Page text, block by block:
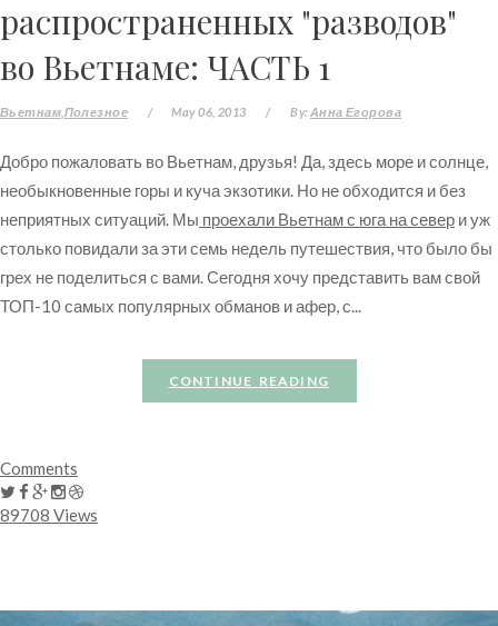
распространенных "разводов"
во Вьетнаме: ЧАСТЬ 1
Вьетнам Полезное / May 06, 2013 / By: Анна Егорова
Добро пожаловать во Вьетнам, друзья! Да, здесь море и солнце,
необыкновенные горы и куча экзотики. Но не обходится и без
неприятных ситуаций. Мы проехали Вьетнам с юга на север и уж
столько повидали за эти семь недель путешествия, что было бы
грех не поделиться с вами. Сегодня хочу представить вам свой
ТОП-10 самых популярных обманов и афер, с...
CONTINUE READING
Comments
89708 Views